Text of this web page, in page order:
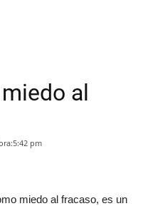
al
pm
miedo al fracaso, es un